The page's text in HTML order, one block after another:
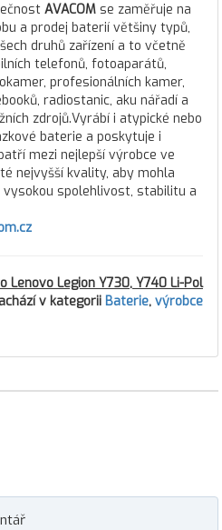
AVACOM se zaměřuje na
a prodej baterií většiny typů,
druhů zařízení a to včetně
telefonů, fotoaparátů,
profesionálních kamer,
radiostanic, aku nářadí a
zdrojů.Vyrábí i atypické nebo
baterie a poskytuje i
mezi nejlepší výrobce ve
nejvyšší kvality, aby mohla
spolehlivost, stabilitu a
Lenovo Legion Y730, Y740 Li-Pol
v kategorii Baterie, výrobce